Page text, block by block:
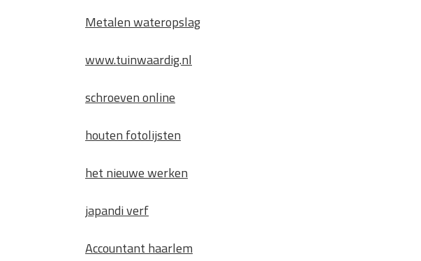
Metalen wateropslag
www.tuinwaardig.nl
schroeven online
houten fotolijsten
het nieuwe werken
japandi verf
Accountant haarlem